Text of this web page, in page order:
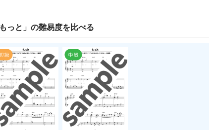
もっと 」の難易度を比べる